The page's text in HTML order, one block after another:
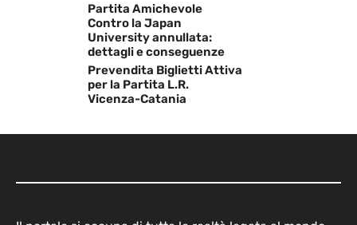
Partita Amichevole
Contro la Japan
University annullata:
dettagli e conseguenze
Prevendita Biglietti Attiva
per la Partita L.R.
Vicenza-Catania